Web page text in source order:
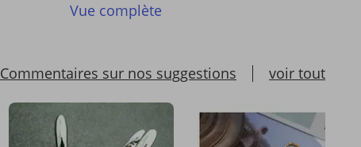
Vue complète
Commentaires sur nos suggestions voir tout